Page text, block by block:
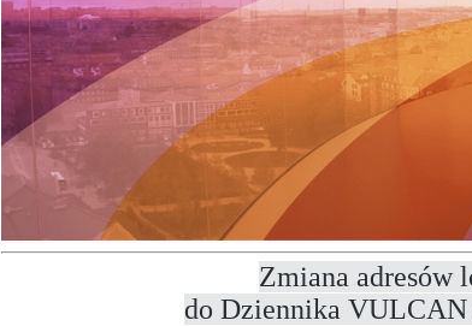
Zmiana adresów
do Dziennika